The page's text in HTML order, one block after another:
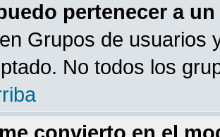
pertenecer a
Grupos de usuarios
No todos los